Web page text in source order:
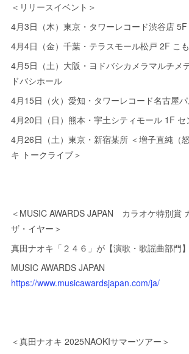
＜リリースイベント＞
4月3日（木）東京・タワーレコード渋谷店
4月4日（金）千葉・テラスモール松戸 2F こ
4月5日（土）大阪・ヨドバシカメラマルチメ
ドバシホール
4月15日（火）愛知・タワーレコード名古屋
4月20日（日）熊本・宇土シティモール 1F セ
4月26日（土）東京・新宿某所 ＜増子直純（
キ トークライブ＞
＜MUSIC AWARDS JAPAN カラオケ特別賞
ザ・イヤー＞
真田ナオキ「２４６」が【演歌・歌謡曲部門
MUSIC AWARDS JAPAN
https://www.musicawardsjapan.com/ja/
＜真田ナオキ 2025NAOKIサマーツアー＞